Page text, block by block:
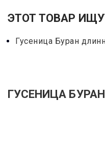
ЭТОТ ТОВАР
Гусеница Буран
ГУСЕНИЦА